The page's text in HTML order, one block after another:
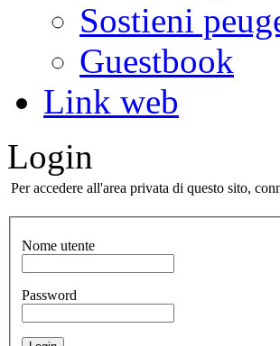
Sostieni
Guestbook
Link web
Login
Per accedere all'area privata di questo sito,
Nome utente
Password